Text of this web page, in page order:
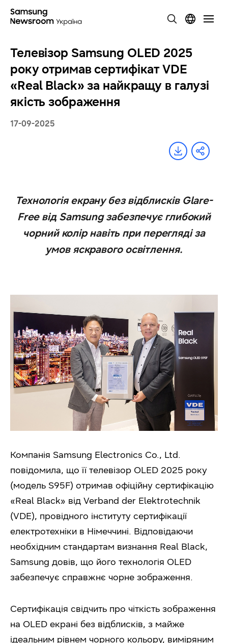
Телевізор Samsung OLED 2025
року отримав сертифікат VDE
«Real Black» за найкращу в галузі
якість зображення
17-09-2025
Технологія екрану без відблисків Glare-
Free від Samsung забезпечує глибокий
чорний колір навіть при перегляді за
умов яскравого освітлення.
Компанія Samsung Electronics Co., Ltd.
повідомила, що її телевізор OLED 2025 року
(модель S95F) отримав офіційну сертифікацію
«Real Black» від Verband der Elektrotechnik
(VDE), провідного інституту сертифікації
електротехніки в Німеччині. Відповідаючи
необхідним стандартам визнання Real Black,
Samsung довів, що його технологія OLED
забезпечує справжнє чорне зображення.
Сертифікація свідчить про чіткість зображення
на OLED екрані без відблисків, з майже
ідеальним рівнем чорного кольору, виміряним